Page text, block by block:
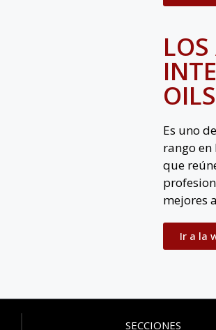
OILS
Es uno
rango
que
mejores
Ir a la
SECCIONES